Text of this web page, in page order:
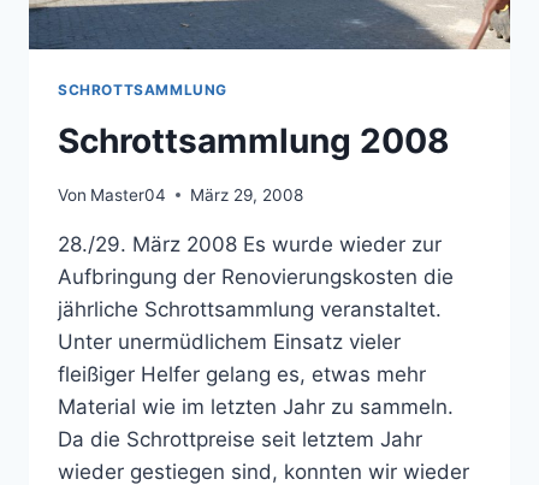
SCHROTTSAMMLUNG
Schrottsammlung 2008
Von Master04 März 29, 2008
28./29. März 2008 Es wurde wieder zur
Aufbringung der Renovierungskosten die
jährliche Schrottsammlung veranstaltet.
Unter unermüdlichem Einsatz vieler
fleißiger Helfer gelang es, etwas mehr
Material wie im letzten Jahr zu sammeln.
Da die Schrottpreise seit letztem Jahr
wieder gestiegen sind, konnten wir wieder